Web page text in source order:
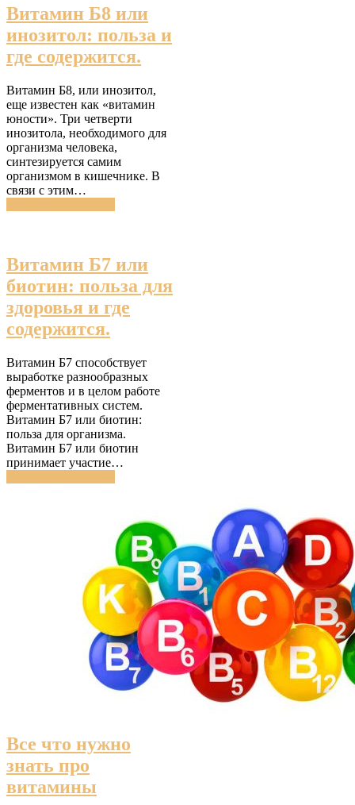
Витамин Б8 или
инозитол: польза и
где содержится.
Витамин Б8, или инозитол,
еще известен как «витамин
юности». Три четверти
инозитола, необходимого для
организма человека,
синтезируется самим
организмом в кишечнике. В
связи с этим…
Витамин Б7 или
биотин: польза для
здоровья и где
содержится.
Витамин Б7 способствует
выработке разнообразных
ферментов и в целом работе
ферментативных систем.
Витамин Б7 или биотин:
польза для организма.
Витамин Б7 или биотин
принимает участие…
Все что нужно
знать про
витамины